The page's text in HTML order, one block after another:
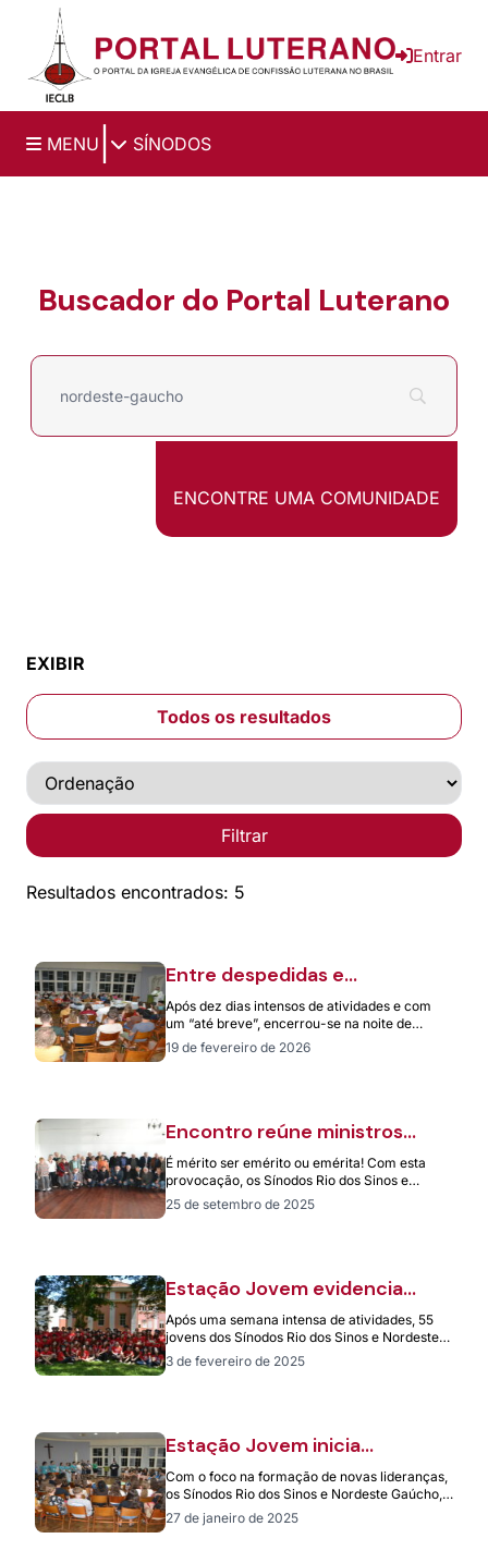
Ir para o conteúdo principal
Entrar
MENU SÍNODOS
Buscador do Portal Luterano
ENCONTRE UMA COMUNIDADE
EXIBIR
Todos os resultados
Filtrar
Resultados encontrados: 5
Entre despedidas e
expectativa, intercâmbio
reforça parceria entre a
Alemanha e sínodos Rio dos
Sinos e Nordeste Gaúcho
Após dez dias intensos de atividades e com
um “até breve”, encerrou-se na noite de
terça-feira, 17 de fevereiro, a…
19 de fevereiro de 2026
Encontro reúne ministros
eméritos e ministras eméritas
dos Sínodos Rio dos Sinos e
Nordeste Gaúcho
É mérito ser emérito ou emérita! Com esta
provocação, os Sínodos Rio dos Sinos e
Nordeste Gaúcho realizaram no dia…
25 de setembro de 2025
Estação Jovem evidencia
protagonismo dos jovens
Após uma semana intensa de atividades, 55
jovens dos Sínodos Rio dos Sinos e Nordeste
Gaúcho, além do Centro Campanha…
3 de fevereiro de 2025
Estação Jovem inicia
formação de 55 jovens
lideranças
Com o foco na formação de novas lideranças,
os Sínodos Rio dos Sinos e Nordeste Gaúcho,
com apoio da Faculdades…
27 de janeiro de 2025